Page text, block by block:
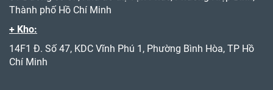
Chính sách về vận chuyển và thanh toán
LIÊN HỆ